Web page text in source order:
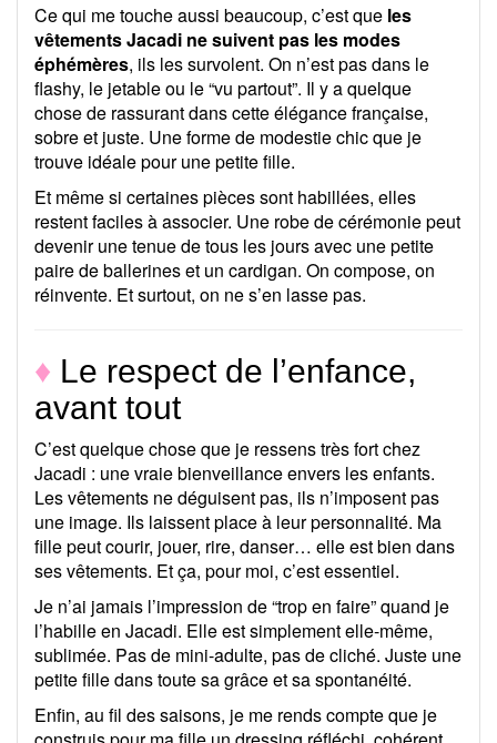
Ce qui me touche aussi beaucoup, c’est que les
vêtements Jacadi ne suivent pas les modes
éphémères, ils les survolent. On n’est pas dans le
flashy, le jetable ou le “vu partout”. Il y a quelque
chose de rassurant dans cette élégance française,
sobre et juste. Une forme de modestie chic que je
trouve idéale pour une petite fille.
Et même si certaines pièces sont habillées, elles
restent faciles à associer. Une robe de cérémonie peut
devenir une tenue de tous les jours avec une petite
paire de ballerines et un cardigan. On compose, on
réinvente. Et surtout, on ne s’en lasse pas.
♦ Le respect de l’enfance,
avant tout
C’est quelque chose que je ressens très fort chez
Jacadi : une vraie bienveillance envers les enfants.
Les vêtements ne déguisent pas, ils n’imposent pas
une image. Ils laissent place à leur personnalité. Ma
fille peut courir, jouer, rire, danser… elle est bien dans
ses vêtements. Et ça, pour moi, c’est essentiel.
Je n’ai jamais l’impression de “trop en faire” quand je
l’habille en Jacadi. Elle est simplement elle-même,
sublimée. Pas de mini-adulte, pas de cliché. Juste une
petite fille dans toute sa grâce et sa spontanéité.
Enfin, au fil des saisons, je me rends compte que je